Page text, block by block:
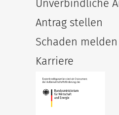
Unverbindliche
Antrag stellen
Schaden melden
Karriere